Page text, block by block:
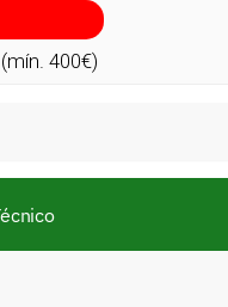
400€)